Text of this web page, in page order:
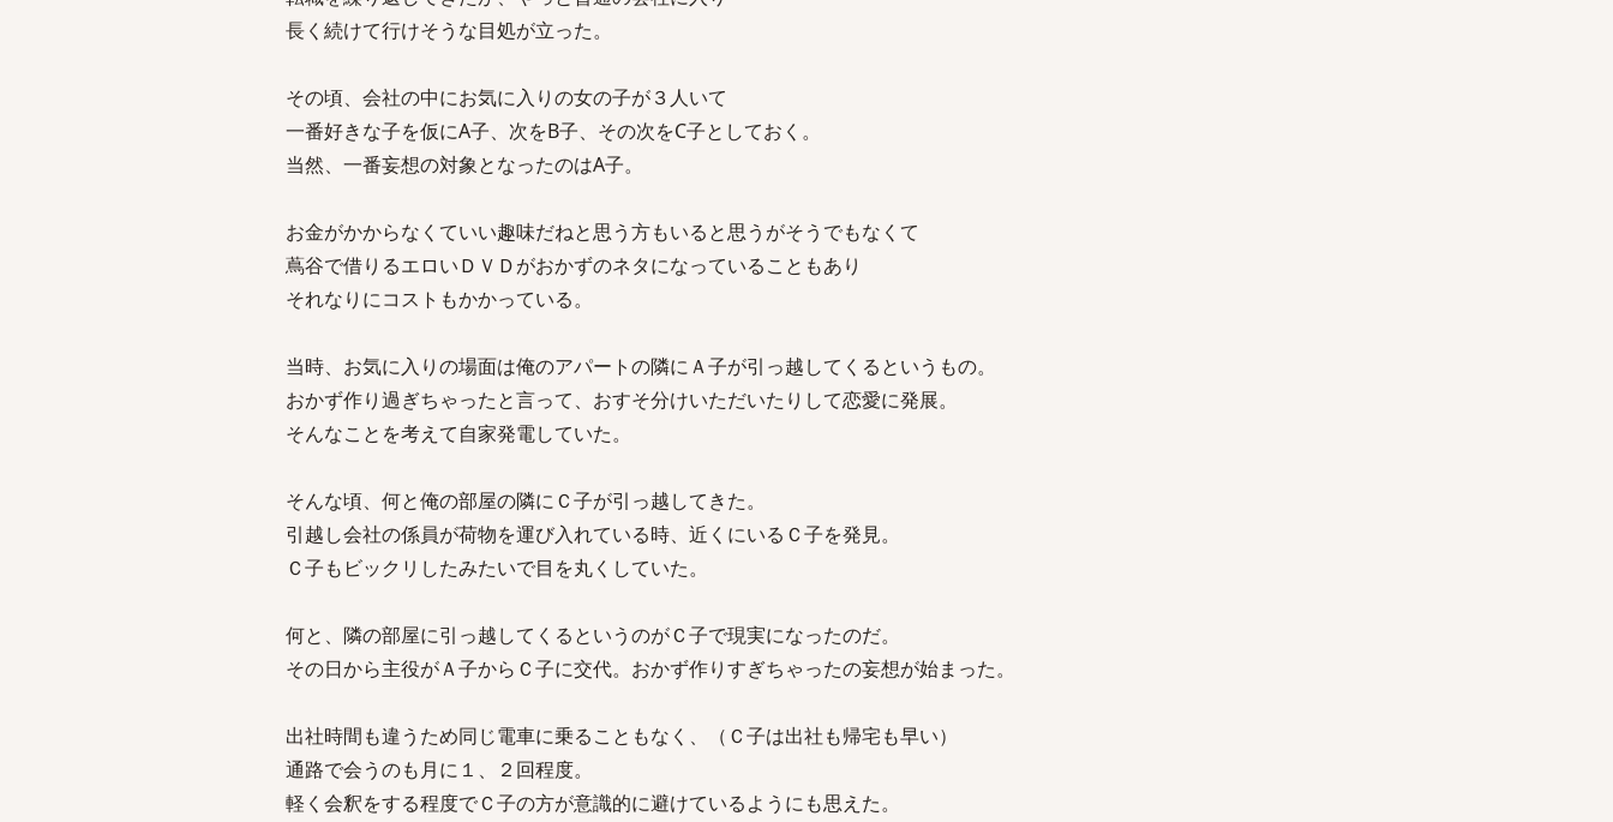
長く続けて行けそうな目処が立った。
その頃、会社の中にお気に入りの女の子が３人いて
一番好きな子を仮にA子、次をB子、その次をC子としておく。
当然、一番妄想の対象となったのはA子。
お金がかからなくていい趣味だねと思う方もいると思うがそうでもなくて
蔦谷で借りるエロいＤＶＤがおかずのネタになっていることもあり
それなりにコストもかかっている。
当時、お気に入りの場面は俺のアパートの隣にＡ子が引っ越してくるというもの。
おかず作り過ぎちゃったと言って、おすそ分けいただいたりして恋愛に発展。
そんなことを考えて自家発電していた。
そんな頃、何と俺の部屋の隣にＣ子が引っ越してきた。
引越し会社の係員が荷物を運び入れている時、近くにいるＣ子を発見。
Ｃ子もビックリしたみたいで目を丸くしていた。
何と、隣の部屋に引っ越してくるというのがＣ子で現実になったのだ。
その日から主役がＡ子からＣ子に交代。おかず作りすぎちゃったの妄想が始まった。
出社時間も違うため同じ電車に乗ることもなく、（Ｃ子は出社も帰宅も早い）
通路で会うのも月に１、２回程度。
軽く会釈をする程度でＣ子の方が意識的に避けているようにも思えた。